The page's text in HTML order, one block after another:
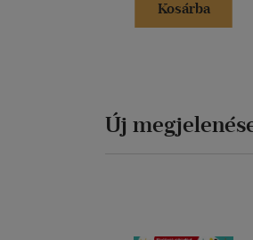
Kosárba
Új